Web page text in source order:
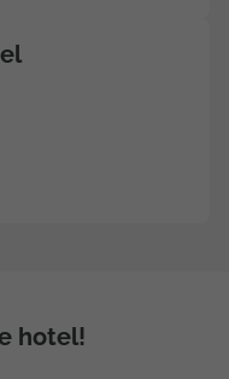
hotel!